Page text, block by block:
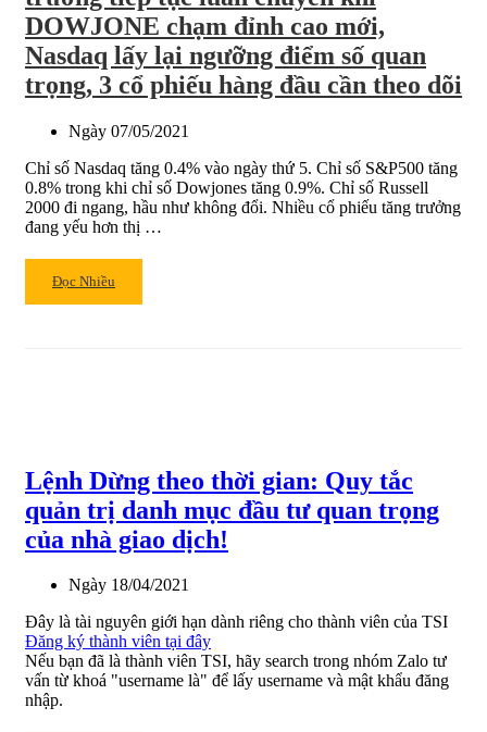
TĂNG
ĐIỂM
MẶC
CHO
SỐ
VIỆC
LÀM
YẾU
ỚT,
S&P500
JONES
DOWJONE chạm đỉnh cao mới,
Nasdaq lấy lại ngưỡng điểm số quan
trọng, 3 cổ phiếu hàng đầu cần theo dõi
Ngày 07/05/2021
Chỉ số Nasdaq tăng 0.4% vào ngày thứ 5. Chỉ số S&P500 tăng
0.8% trong khi chỉ số Dowjones tăng 0.9%. Chỉ số Russell
2000 đi ngang, hầu như không đổi. Nhiều cổ phiếu tăng trưởng
đang yếu hơn thị …
Read
more
trường
tiếp
tục
luân
khi
chạm
đỉnh
cao
Nasdaq
Đọc Nhiều
Lệnh Dừng theo thời gian: Quy tắc
quản trị danh mục đầu tư quan trọng
của nhà giao dịch!
Ngày 18/04/2021
Đây là tài nguyên giới hạn dành riêng cho thành viên của TSI
Đăng ký thành viên tại đây
Nếu bạn đã là thành viên TSI, hãy search trong nhóm Zalo tư
vấn từ khoá "username là" để lấy username và mật khẩu đăng
nhập.